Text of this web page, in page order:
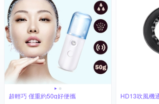
超輕巧 僅重約50g好便攜 HD13吹風機